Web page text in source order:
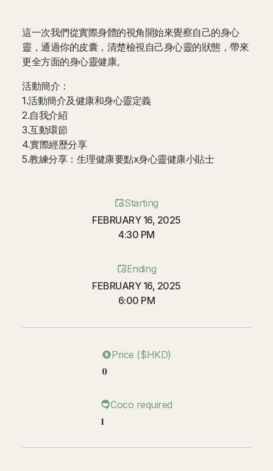
這一次我們從實際身體的視角開始來覺察自己的身心
靈，通過你的皮囊，清楚檢視自己身心靈的狀態，帶來
更全方面的身心靈健康。
活動簡介：
1.活動簡介及健康和身心靈定義
2.自我介紹
3.互動環節
4.實際經歷分享
5.教練分享：生理健康要點x身心靈健康小貼士
Starting
FEBRUARY 16, 2025
4:30 PM
Ending
FEBRUARY 16, 2025
6:00 PM
Price ($HKD)
0
Coco required
1